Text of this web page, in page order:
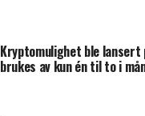
Kryptomulighet ble lansert
brukes av kun én til to i